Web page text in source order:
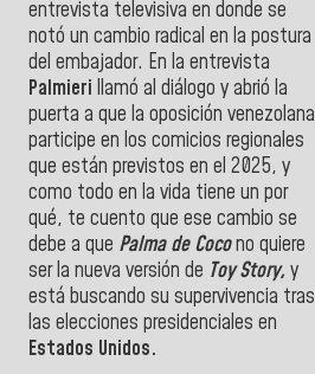
entrevista televisiva en donde se
notó un cambio radical en la postura
del embajador. En la entrevista
Palmieri llamó al diálogo y abrió la
puerta a que la oposición venezolana
participe en los comicios regionales
que están previstos en el 2025, y
como todo en la vida tiene un por
qué, te cuento que ese cambio se
debe a que Palma de Cocono quiere
ser la nueva versión de Toy Story, y
está buscando su supervivencia tras
las elecciones presidenciales en
Estados Unidos.